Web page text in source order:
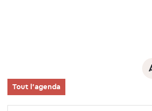
Tout l'agenda